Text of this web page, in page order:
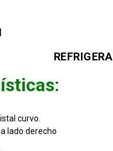
curvo.
lado derecho